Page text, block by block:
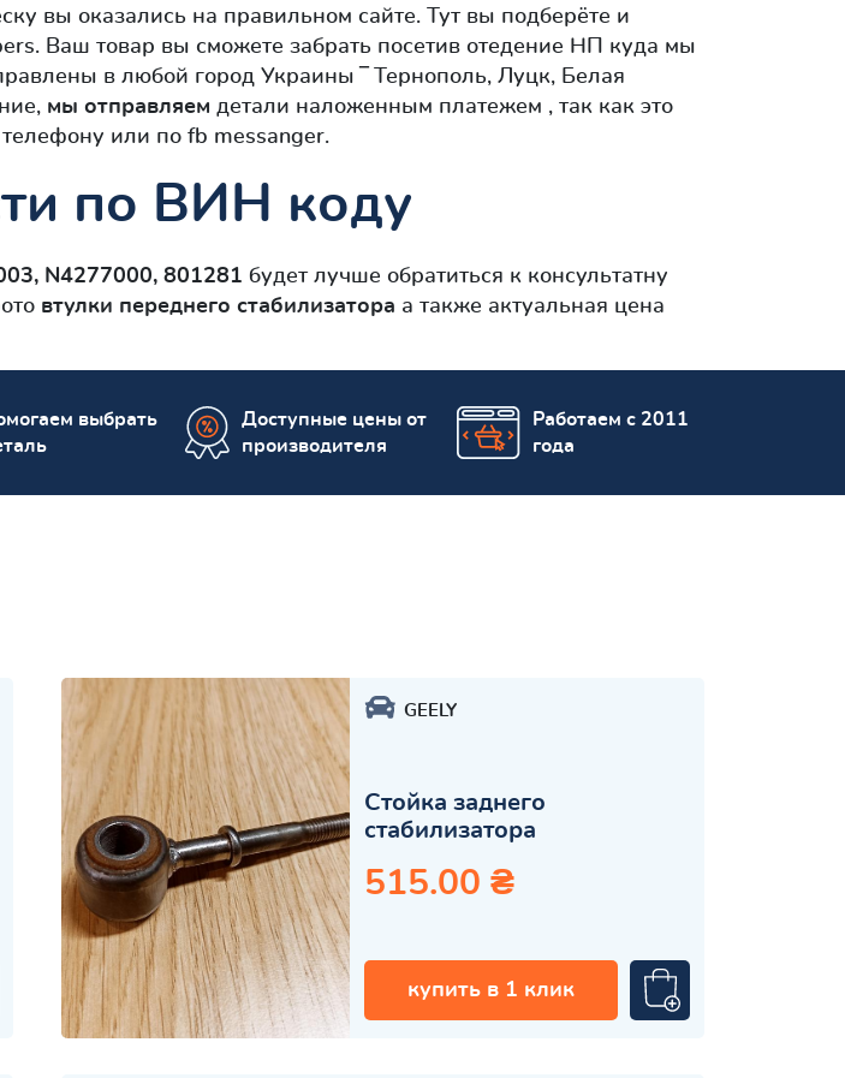
вы оказались на правильном сайте. Тут вы подберёте и
Ваш товар вы сможете забрать посетив отедение НП куда мы
в любой город Украины ‾ Тернополь, Луцк, Белая
мы отправляем детали наложенным платежем , так как это
или по fb messanger.
по ВИН коду
N4277000, 801281 будет лучше обратиться к консультатну
втулки переднего стабилизатора а также актуальная цена
выбрать
Доступные цены от
производителя
Работаем с 2011
года
GEELY
Стойка заднего
стабилизатора
515.00 ₴
купить в 1 клик